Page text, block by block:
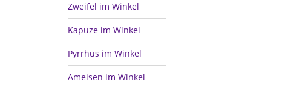
Zweifel im Winkel
Kapuze im Winkel
Pyrrhus im Winkel
Ameisen im Winkel